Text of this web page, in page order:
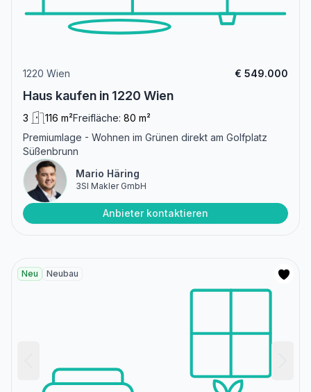
1220 Wien € 549.000
Haus kaufen in 1220 Wien
3 116 m²Freifläche: 80 m²
Premiumlage - Wohnen im Grünen direkt am Golfplatz
Süßenbrunn
Mario Häring
3SI Makler GmbH
Anbieter kontaktieren
Neu Neubau